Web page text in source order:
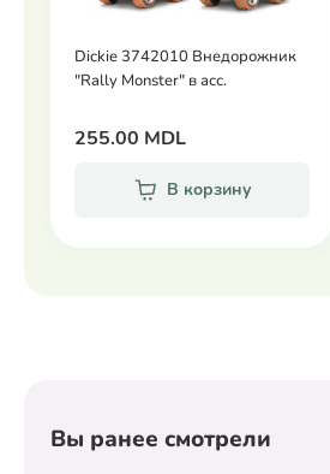
Dickie 3742010 Внедорожник
"Rally Monster" в асс.
255.00 MDL
В корзину
Вы ранее смотрели